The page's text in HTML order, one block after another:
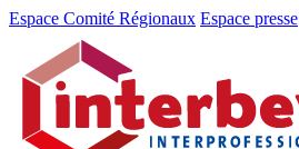
Aller
Aller
contenu
Espace Comité Régionaux Espace presse